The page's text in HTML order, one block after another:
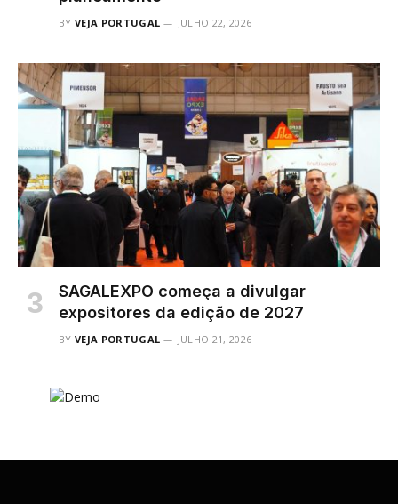
BY VEJA PORTUGAL JULHO 22, 2026
SAGALEXPO começa a divulgar
expositores da edição de 2027
BY VEJA PORTUGAL JULHO 21, 2026